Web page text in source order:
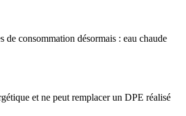
de consommation désormais : eau chaude
et ne peut remplacer un DPE réalisé